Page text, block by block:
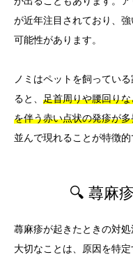
が近年注目されており、
可能性があります。
ノミはペットを飼ってい
ると、 足首周りや腰回り
を伴う赤い点状の発疹が
並んで現れることが特徴的
🔍 蕁麻
蕁麻疹が起きたときの対
大切なことは、原因を特